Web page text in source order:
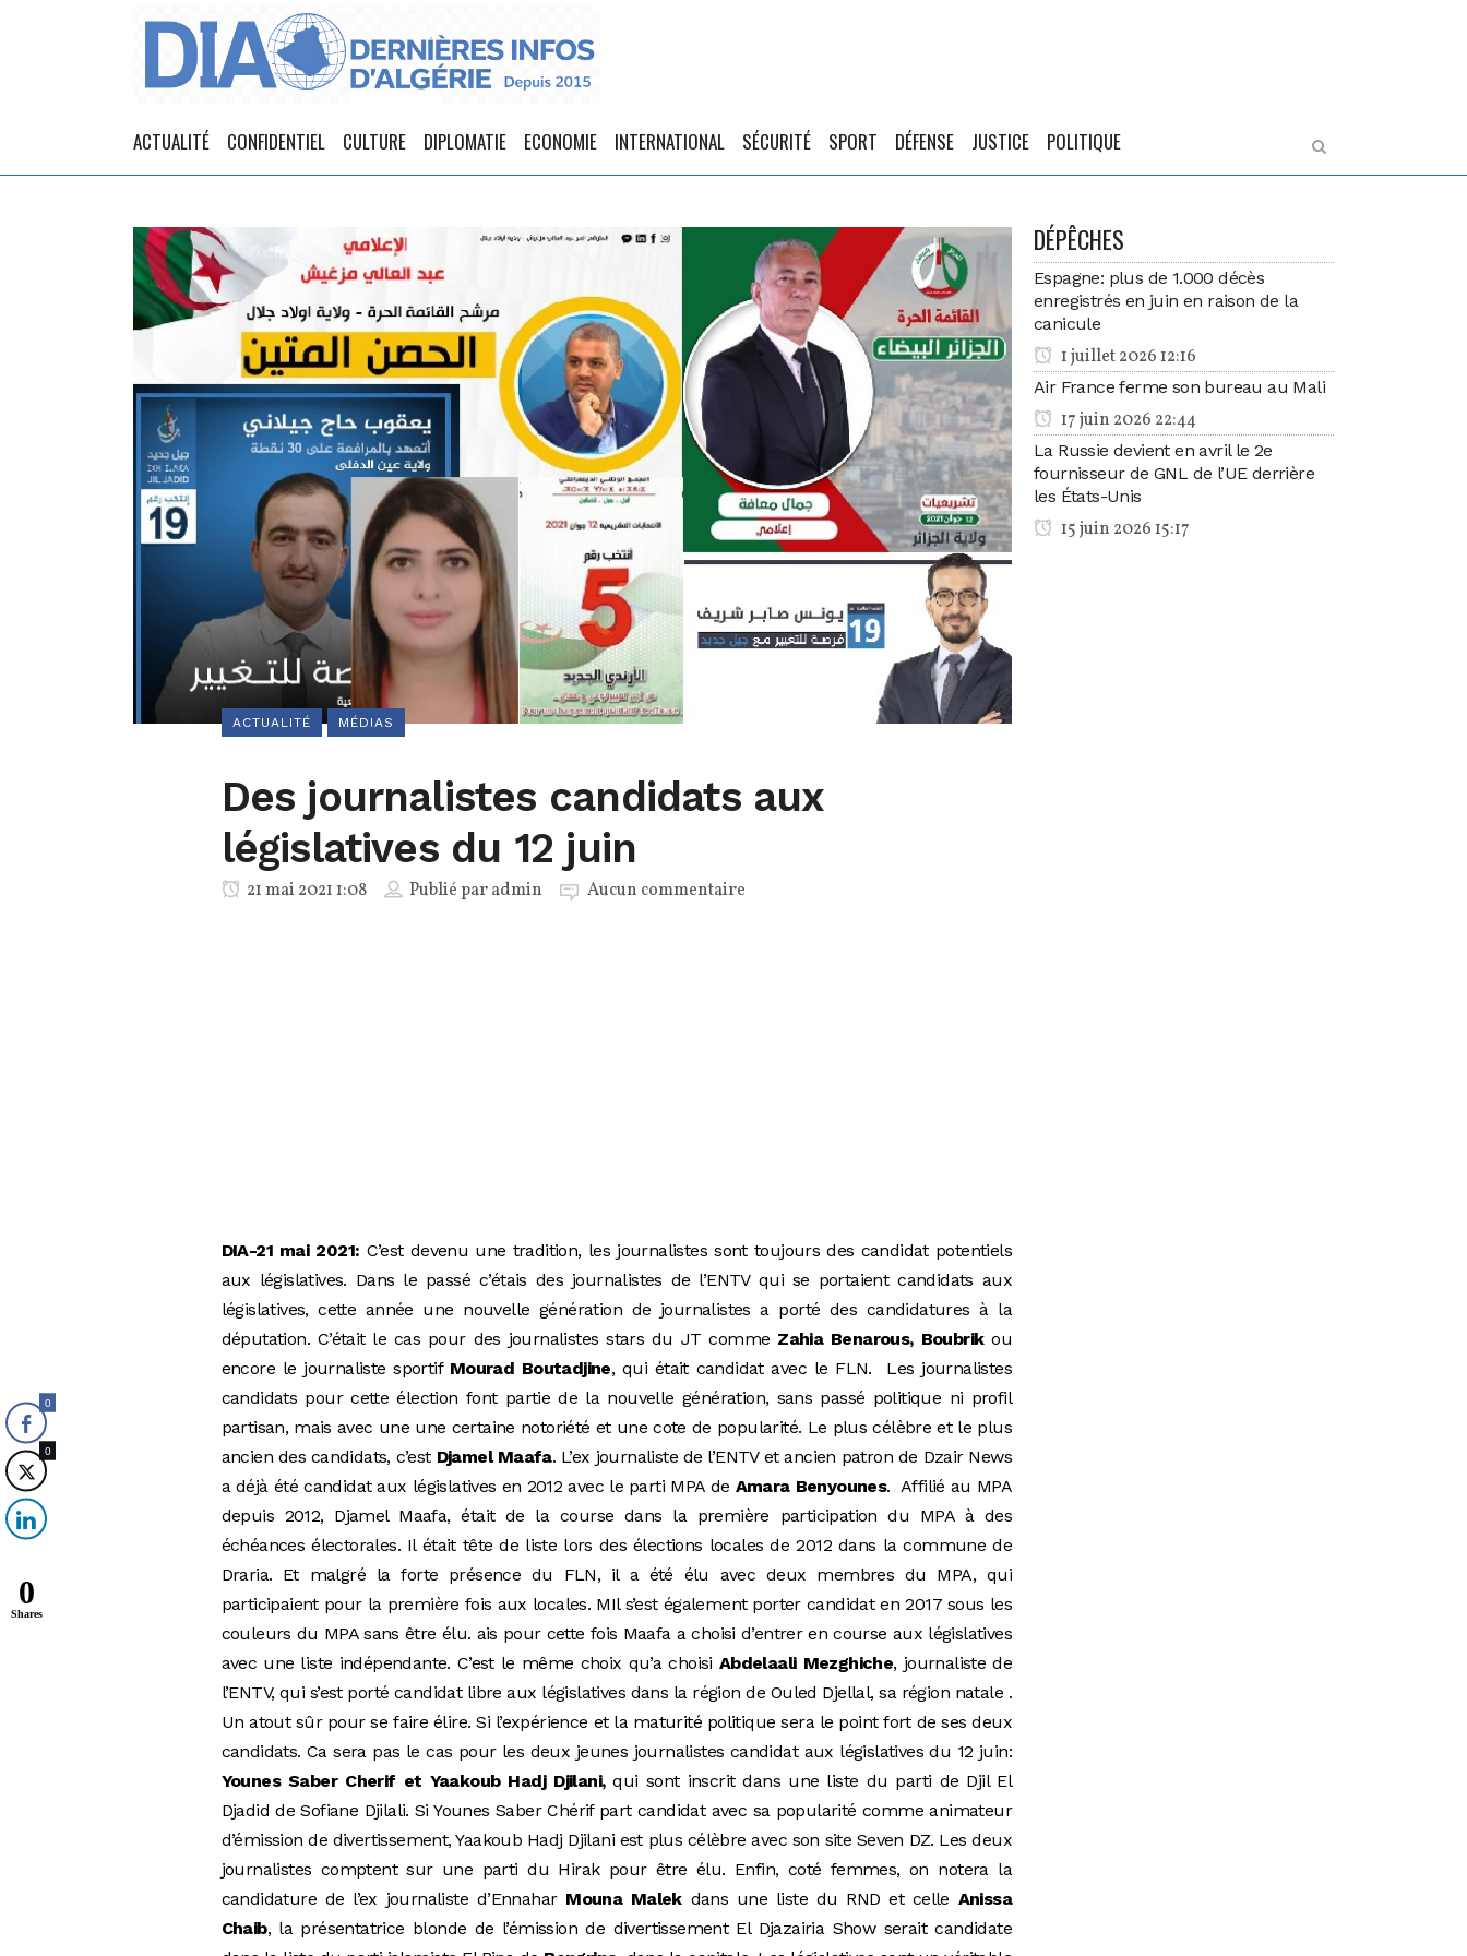
ACTUALITÉ CONFIDENTIEL CULTURE DIPLOMATIE ECONOMIE INTERNATIONAL SÉCURITÉ SPORT DÉFENSE JUSTICE POLITIQUE
ACTUALITÉ MÉDIAS
Des journalistes candidats aux
législatives du 12 juin
21 mai 2021 1:08 Publié paradmin Aucun commentaire
DIA-21 mai 2021: C’est devenu une tradition, les journalistes sont toujours des candidat potentiels
aux législatives. Dans le passé c’étais des journalistes de l’ENTV qui se portaient candidats aux
législatives, cette année une nouvelle génération de journalistes a porté des candidatures à la
députation. C’était le cas pour des journalistes stars du JT comme Zahia Benarous, Boubrikou
encore le journaliste sportif Mourad Boutadjine, qui était candidat avec le FLN. Les journalistes
candidats pour cette élection font partie de la nouvelle génération, sans passé politique ni profil
partisan, mais avec une une certaine notoriété et une cote de popularité. Le plus célèbre et le plus
ancien des candidats, c’est Djamel Maafa. L’ex journaliste de l’ENTV et ancien patron de Dzair News
a déjà été candidat aux législatives en 2012 avec le parti MPA de Amara Benyounes. Affilié au MPA
depuis 2012, Djamel Maafa, était de la course dans la première participation du MPA à des
échéances électorales. Il était tête de liste lors des élections locales de 2012 dans la commune de
Draria. Et malgré la forte présence du FLN, il a été élu avec deux membres du MPA, qui
participaient pour la première fois aux locales. MIl s’est également porter candidat en 2017 sous les
couleurs du MPA sans être élu. ais pour cette fois Maafa a choisi d’entrer en course aux législatives
avec une liste indépendante. C’est le même choix qu’a choisi Abdelaali Mezghiche, journaliste de
l’ENTV, qui s’est porté candidat libre aux législatives dans la région de Ouled Djellal, sa région natale .
Un atout sûr pour se faire élire. Si l’expérience et la maturité politique sera le point fort de ses deux
candidats. Ca sera pas le cas pour les deux jeunes journalistes candidat aux législatives du 12 juin:
Younes Saber Cherif et Yaakoub Hadj Djilani,qui sont inscrit dans une liste du parti de Djil El
Djadid de Sofiane Djilali. Si Younes Saber Chérif part candidat avec sa popularité comme animateur
d’émission de divertissement, Yaakoub Hadj Djilani est plus célèbre avec son site Seven DZ. Les deux
journalistes comptent sur une parti du Hirak pour être élu. Enfin, coté femmes, on notera la
candidature de l’ex journaliste d’Ennahar Mouna Malekdans une liste du RND et celle Anissa
Chaib, la présentatrice blonde de l’émission de divertissement El Djazairia Show serait candidate
DÉPÊCHES
Espagne: plus de 1.000 décès
enregistrés en juin en raison de la
canicule
1 juillet 2026 12:16
Air France ferme son bureau au Mali
17 juin 2026 22:44
La Russie devient en avril le 2e
fournisseur de GNL de l’UE derrière
les États-Unis
15 juin 2026 15:17
0
0
0
Shares